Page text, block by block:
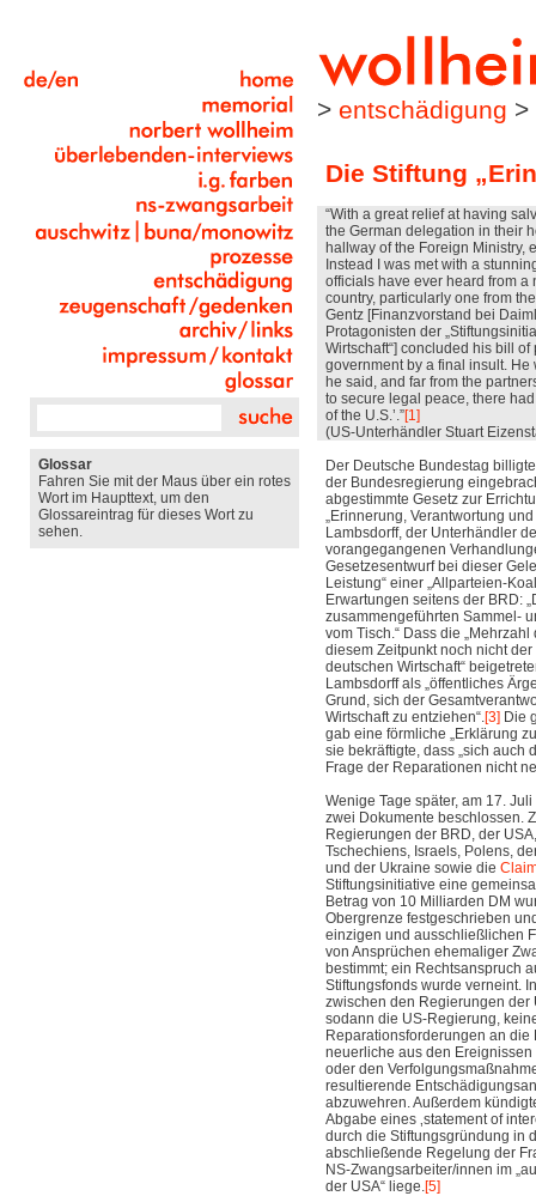
Glossar
Fahren Sie mit der Maus über ein rotes
Wort im Haupttext, um den
Glossareintrag für dieses Wort zu
sehen.
> entschädigung >
Die Stiftung
“With a great relief at having
the German delegation in their
hallway of the Foreign Ministry,
Instead I was met with a
officials have ever heard from a
country, particularly one from
Gentz [Finanzvorstand bei
Protagonisten der
Wirtschaft“] concluded his bill
government by a final insult. He
he said, and far from the
to secure legal peace, there
of the U.S.’.”[1]
(US-Unterhändler Stuart
Der Deutsche Bundestag
der Bundesregierung
abgestimmte Gesetz zur
„Erinnerung, Verantwortung und
Lambsdorff, der Unterhändler
vorangegangenen
Gesetzesentwurf bei dieser
Leistung“ einer „Allparteien-
Erwartungen seitens der BRD:
zusammengeführten Sammel-
vom Tisch.“ Dass die
diesem Zeitpunkt noch nicht der
deutschen Wirtschaft“
Lambsdorff als „öffentliches
Grund, sich der
Wirtschaft zu entziehen“.[3] Die
gab eine förmliche „Erklärung
sie bekräftigte, dass „sich auch
Frage der Reparationen nicht
Wenige Tage später, am 17.
zwei Dokumente beschlossen.
Regierungen der BRD, der
Tschechiens, Israels, Polens,
und der Ukraine sowie die
Stiftungsinitiative eine
Betrag von 10 Milliarden DM
Obergrenze festgeschrieben
einzigen und ausschließlichen
von Ansprüchen ehemaliger
bestimmt; ein Rechtsanspruch
Stiftungsfonds wurde verneint.
zwischen den Regierungen der
sodann die US-Regierung,
Reparationsforderungen an die
neuerliche aus den
oder den
resultierende
abzuwehren. Außerdem
Abgabe eines ‚statement of
durch die Stiftungsgründung in
abschließende Regelung der
NS-Zwangsarbeiter/innen im
der USA“ liege.[5]